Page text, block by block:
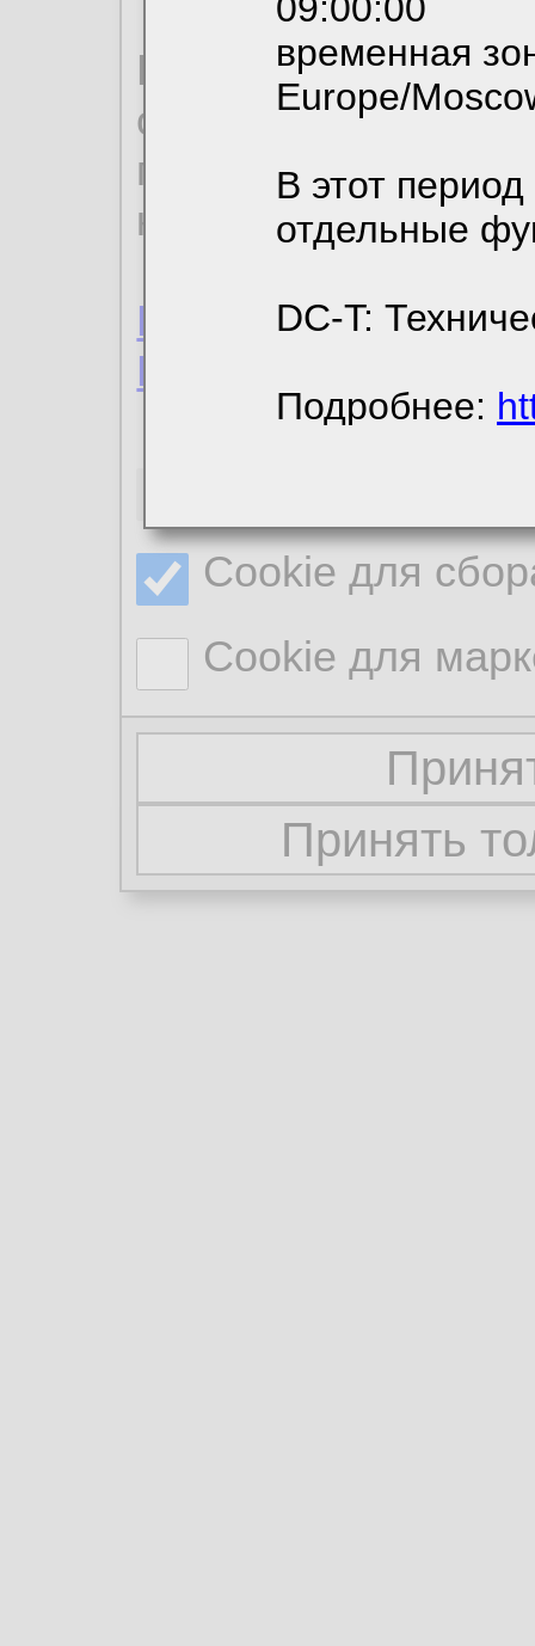
временная
Europe/
В этот
отдельные
DC-T:
Подробнее:
По
ознакомиться с
пользовательским
Пользовательское
Политика
Cookie для
Cookie для